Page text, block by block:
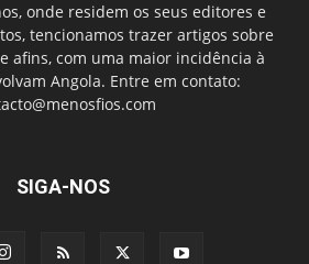
onde residem os seus editores e
tencionamos trazer artigos sobre
afins, com uma maior incidência à
Angola. Entre em contato:
SIGA-NOS